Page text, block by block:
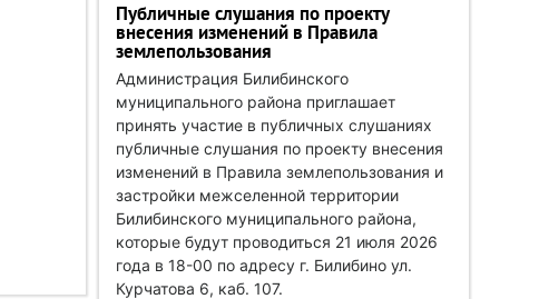
Публичные слушания по проекту
внесения изменений в Правила
землепользования
Администрация Билибинского
муниципального района приглашает
принять участие в публичных слушаниях
публичные слушания по проекту внесения
изменений в Правила землепользования и
застройки межселенной территории
Билибинского муниципального района,
которые будут проводиться 21 июля 2026
года в 18-00 по адресу г. Билибино ул.
Курчатова 6, каб. 107.